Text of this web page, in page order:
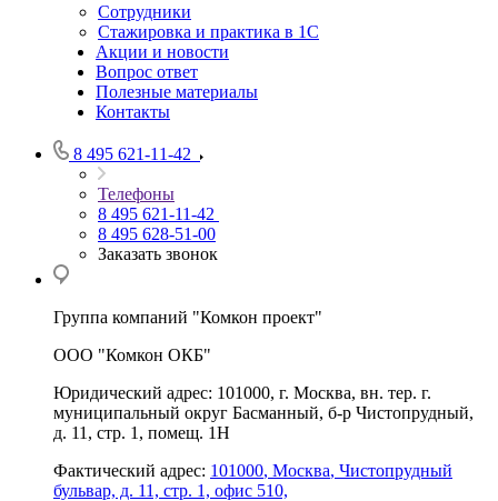
Сотрудники
Стажировка и практика в 1С
Акции и новости
Вопрос ответ
Полезные материалы
Контакты
8 495 621-11-42
Телефоны
8 495 621-11-42
8 495 628-51-00
Заказать звонок
Группа компаний "Комкон проект"
ООО "Комкон ОКБ"
Юридический адрес: 101000, г. Москва, вн. тер. г.
муниципальный округ Басманный, б-р Чистопрудный,
д. 11, стр. 1, помещ. 1Н
Фактический адрес: 101000, Москва, Чистопрудный
бульвар, д. 11, стр. 1, офис 510,